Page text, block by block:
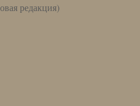
редакция)